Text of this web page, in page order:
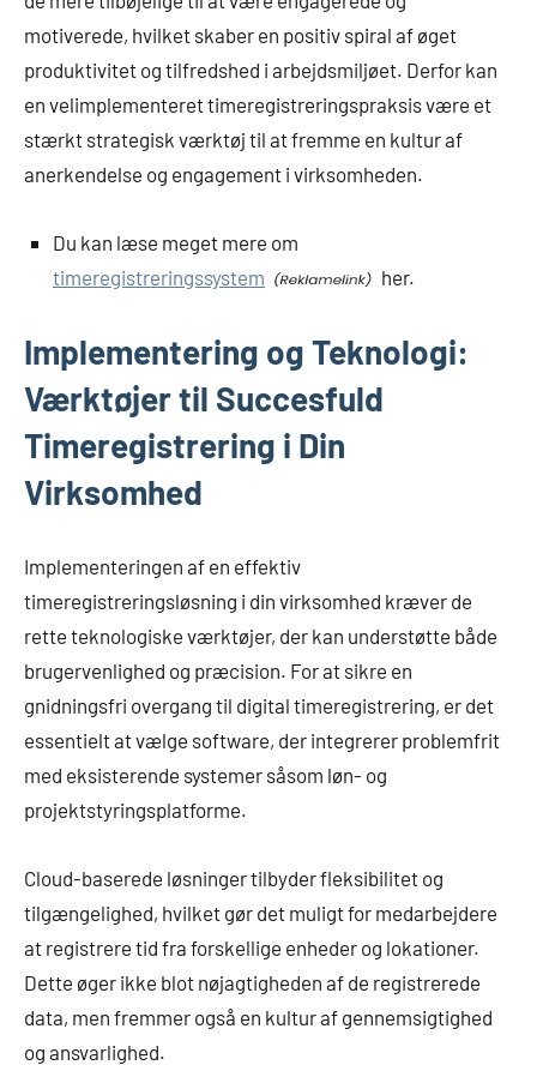
motiverede, hvilket skaber en positiv spiral af øget
produktivitet og tilfredshed i arbejdsmiljøet. Derfor kan
en velimplementeret timeregistreringspraksis være et
stærkt strategisk værktøj til at fremme en kultur af
anerkendelse og engagement i virksomheden.
Du kan læse meget mere om
timeregistreringssystem
her.
Implementering og Teknologi:
Værktøjer til Succesfuld
Timeregistrering i Din
Virksomhed
Implementeringen af en effektiv
timeregistreringsløsning i din virksomhed kræver de
rette teknologiske værktøjer, der kan understøtte både
brugervenlighed og præcision. For at sikre en
gnidningsfri overgang til digital timeregistrering, er det
essentielt at vælge software, der integrerer problemfrit
med eksisterende systemer såsom løn- og
projektstyringsplatforme.
Cloud-baserede løsninger tilbyder fleksibilitet og
tilgængelighed, hvilket gør det muligt for medarbejdere
at registrere tid fra forskellige enheder og lokationer.
Dette øger ikke blot nøjagtigheden af de registrerede
data, men fremmer også en kultur af gennemsigtighed
og ansvarlighed.